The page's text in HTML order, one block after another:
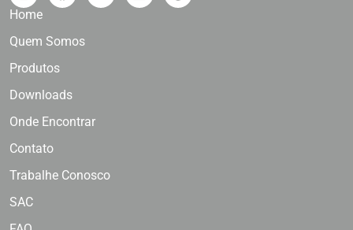
Home
Quem Somos
Produtos
Downloads
Onde Encontrar
Contato
Trabalhe Conosco
SAC